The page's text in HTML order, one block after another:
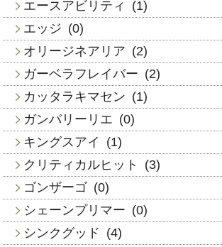
エースアビリティ
(1)
エッジ (0)
オリージネアリア (2)
ガーベラフレイバー (2)
カッタラキマセン (1)
ガンバリーリエ (0)
キングスアイ
(1)
クリティカルヒット
(3)
ゴンザーゴ (0)
シェーンプリマー (0)
シンクグッド (4)